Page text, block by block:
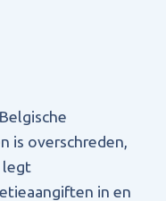
is overschreden,
legt
in en